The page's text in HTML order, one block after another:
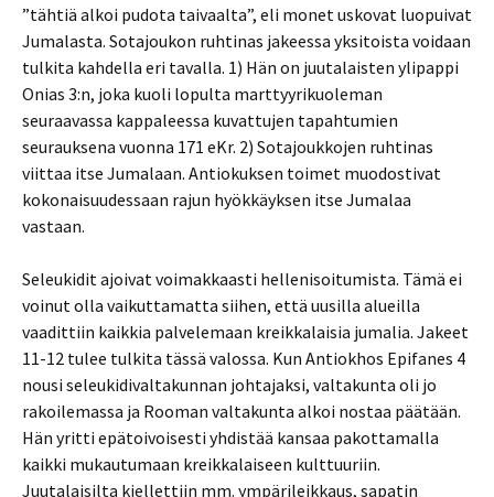
”tähtiä alkoi pudota taivaalta”, eli monet uskovat luopuivat
Jumalasta. Sotajoukon ruhtinas jakeessa yksitoista voidaan
tulkita kahdella eri tavalla. 1) Hän on juutalaisten ylipappi
Onias 3:n, joka kuoli lopulta marttyyrikuoleman
seuraavassa kappaleessa kuvattujen tapahtumien
seurauksena vuonna 171 eKr. 2) Sotajoukkojen ruhtinas
viittaa itse Jumalaan. Antiokuksen toimet muodostivat
kokonaisuudessaan rajun hyökkäyksen itse Jumalaa
vastaan.
Seleukidit ajoivat voimakkaasti hellenisoitumista. Tämä ei
voinut olla vaikuttamatta siihen, että uusilla alueilla
vaadittiin kaikkia palvelemaan kreikkalaisia jumalia. Jakeet
11-12 tulee tulkita tässä valossa. Kun Antiokhos Epifanes 4
nousi seleukidivaltakunnan johtajaksi, valtakunta oli jo
rakoilemassa ja Rooman valtakunta alkoi nostaa päätään.
Hän yritti epätoivoisesti yhdistää kansaa pakottamalla
kaikki mukautumaan kreikkalaiseen kulttuuriin.
Juutalaisilta kiellettiin mm. ympärileikkaus, sapatin